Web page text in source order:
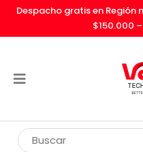
Despacho gratis en
$150.000 –